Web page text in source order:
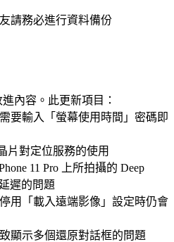
請務必進行資料備份
內容。此更新項目：
要輸入「螢幕使用時間」密碼即
片對定位服務的使用
11 Pro 上所拍攝的 Deep
遲的問題
用「載入遠端影像」設定時仍會
顯示多個還原對話框的問題